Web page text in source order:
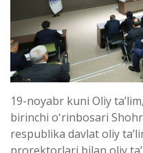
19-noyabr kuni Oliy
birinchi oʻrinbosari
respublika davlat oliy